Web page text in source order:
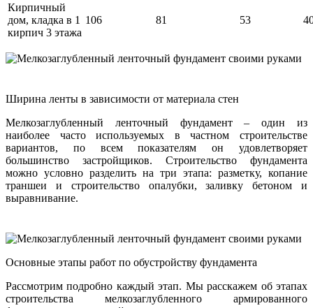
Кирпичный
дом, кладка в 1
кирпич 3 этажа
106 81 53
Ширина ленты в зависимости от материала стен
Мелкозаглубленный ленточный фундамент – один из
наиболее часто используемых в частном строительстве
вариантов, по всем показателям он удовлетворяет
большинство застройщиков. Строительство фундамента
можно условно разделить на три этапа: разметку, копание
траншеи и строительство опалубки, заливку бетоном и
выравнивание.
Основные этапы работ по обустройству фундамента
Рассмотрим подробно каждый этап. Мы расскажем об этапах
строительства мелкозаглубленного армированного